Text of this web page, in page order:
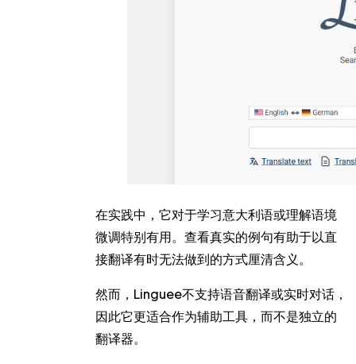
在实践中，它对于学习意大利语或理解语境
微调特别有用。查看真实的例句有助于以直
接翻译有时无法做到的方式厘清含义。
然而，Linguee不支持语音翻译或实时对话，
因此它更适合作为辅助工具，而不是独立的
翻译器。